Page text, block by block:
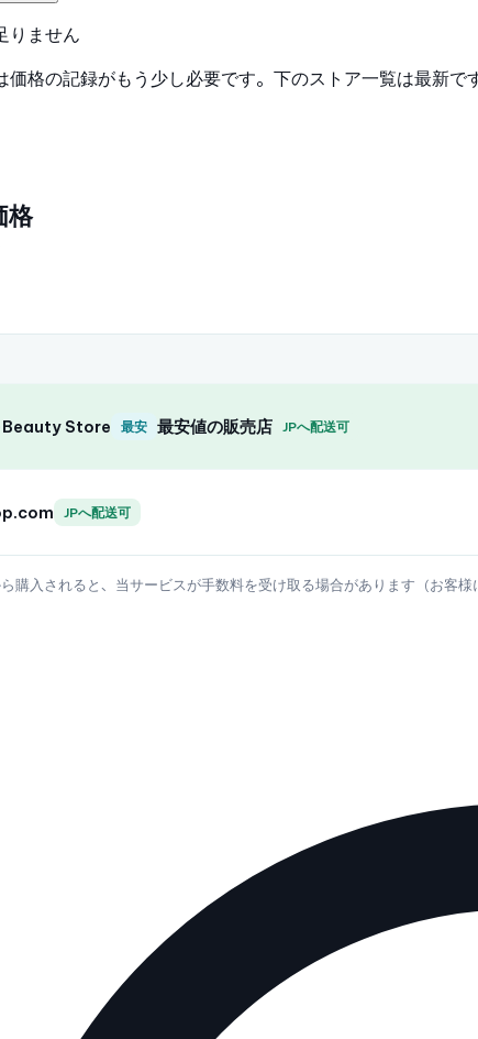
りません
価格の記録がもう少し必要です。下のストア一覧は最新です
格
Store 最安 最安値の販売店 JPへ配送可
JPへ配送可
購入されると、当サービスが手数料を受け取る場合があります（お客様